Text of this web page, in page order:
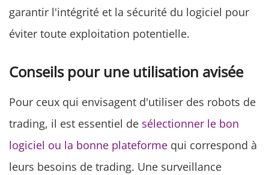
garantir l'intégrité et la sécurité du logiciel pour
éviter toute exploitation potentielle.
Conseils pour une utilisation avisée
Pour ceux qui envisagent d'utiliser des robots de
trading, il est essentiel de sélectionner le bon
logiciel ou la bonne plateforme qui correspond à
leurs besoins de trading. Une surveillance